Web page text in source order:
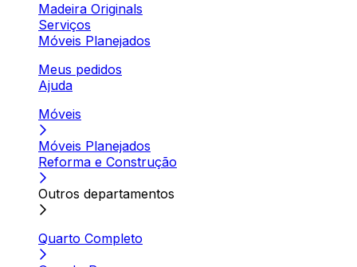
Madeira Originals
Serviços
Móveis Planejados
Meus pedidos
Ajuda
Móveis
Móveis Planejados
Reforma e Construção
Outros departamentos
Quarto Completo